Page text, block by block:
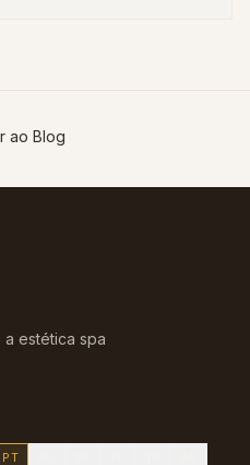
ao Blog
estética spa
PT